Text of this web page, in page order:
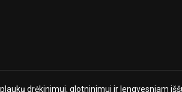
drėkinimui, glotninimui ir lengvesniam